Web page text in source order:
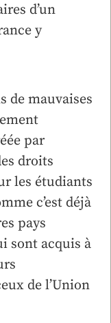
d’un
y
de mauvaises
par
droits
les étudiants
c’est déjà
pays
sont acquis à
de l’Union